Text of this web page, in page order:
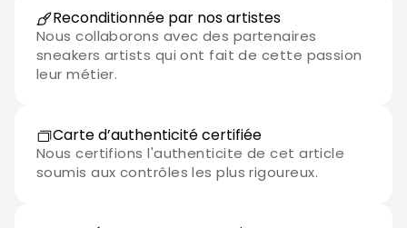
Reconditionnée par nos artistes
Nous collaborons avec des partenaires
sneakers artists qui ont fait de cette passion
leur métier.
Carte d’authenticité certifiée
Nous certifions l'authenticite de cet article
soumis aux contrôles les plus rigoureux.